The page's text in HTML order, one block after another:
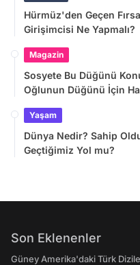
Hürmüz'den Geçen
Girişimcisi Ne Yapmalı?
Magazin
Sosyete Bu Düğünü
Oğlunun Düğünü İçin
Yaşam
Dünya Nedir? Sahip
Geçtiğimiz Yol mu?
Son Eklenenler
Güney Amerika'daki Türk